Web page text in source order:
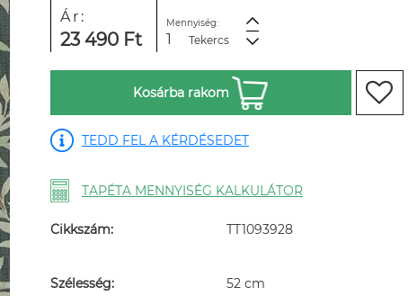
Ár:
23 490 Ft
Mennyiség:
Tekercs
Kosárba rakom
TEDD FEL A KÉRDÉSEDET
TAPÉTA MENNYISÉG KALKULÁTOR
Cikkszám: TT1093928
Szélesség:
52 cm